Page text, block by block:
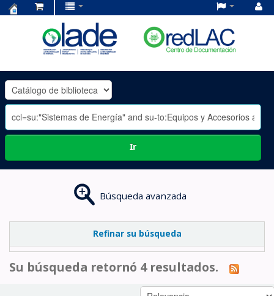
OLADE
-
Ir
Búsqueda avanzada
Refinar su búsqueda
Su búsqueda retornó 4 resultados.